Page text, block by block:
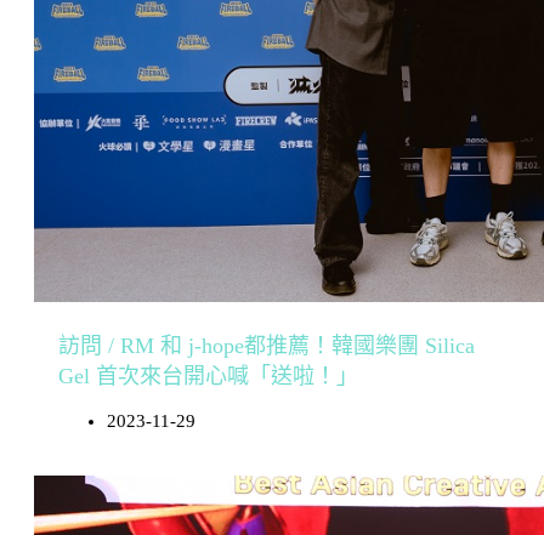
訪問 / RM 和 j-hope都推薦！韓國樂團 Silica
Gel 首次來台開心喊「送啦！」
2023-11-29